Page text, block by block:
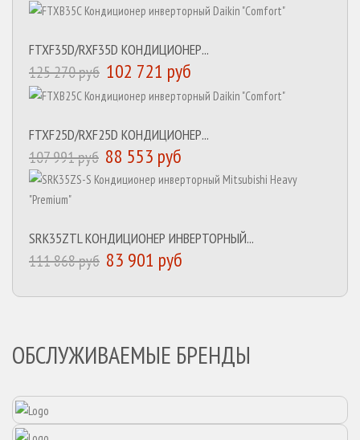
FTXF35D/RXF35D КОНДИЦИОНЕР...
125 270 руб 102 721 руб
FTXF25D/RXF25D КОНДИЦИОНЕР...
107 991 руб 88 553 руб
SRK35ZTL КОНДИЦИОНЕР ИНВЕРТОРНЫЙ...
111 868 руб 83 901 руб
ОБСЛУЖИВАЕМЫЕ БРЕНДЫ